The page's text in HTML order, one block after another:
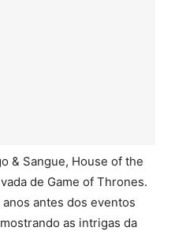
& Sangue, House of the
de Game of Thrones.
antes dos eventos
as intrigas da